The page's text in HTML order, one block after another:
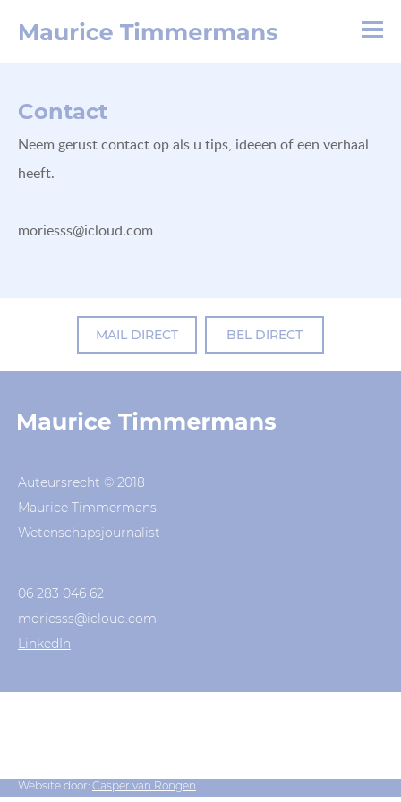
Contact
Neem gerust contact op als u tips, ideeën of een verhaal
heeft.
moriesss@icloud.com
MAIL DIRECT BEL DIRECT
Auteursrecht © 2018
Maurice Timmermans
Wetenschapsjournalist
06 283 046 62
moriesss@icloud.com
LinkedIn
Website door: Casper van Rongen